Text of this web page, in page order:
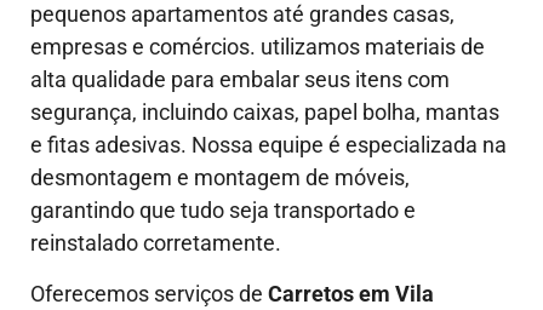
pequenos apartamentos até grandes casas,
empresas e comércios. utilizamos materiais de
alta qualidade para embalar seus itens com
segurança, incluindo caixas, papel bolha, mantas
e fitas adesivas. Nossa equipe é especializada na
desmontagem e montagem de móveis,
garantindo que tudo seja transportado e
reinstalado corretamente.
Oferecemos serviços de Carretos em Vila